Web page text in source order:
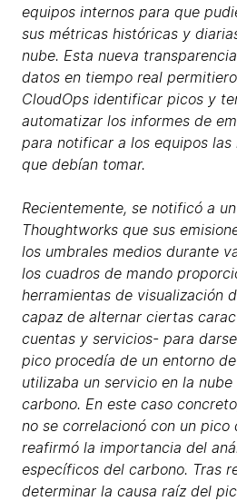
equipos internos para que
sus métricas históricas y
nube. Esta nueva
datos en tiempo real
CloudOps identificar picos y
automatizar los informes de
para notificar a los equipos
que debían tomar.
Recientemente, se notificó a
Thoughtworks que sus
los umbrales medios durante
los cuadros de mando
herramientas de visualización
capaz de alternar ciertas
cuentas y servicios- para
pico procedía de un entorno
utilizaba un servicio en la
carbono. En este caso
no se correlacionó con un pico
reafirmó la importancia del
específicos del carbono. Tras
determinar la causa raíz del